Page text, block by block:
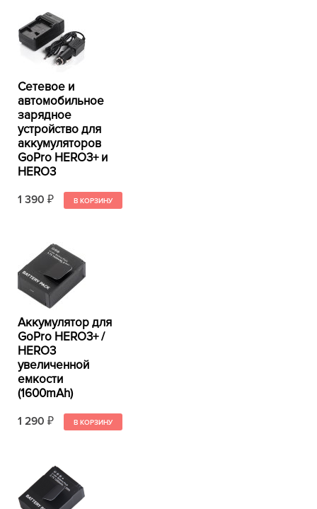
Сетевое и
автомобильное
зарядное
устройство для
аккумуляторов
GoPro HERO3+ и
HERO3
1 390 ₽
Аккумулятор для
GoPro HERO3+ /
HERO3
увеличенной
емкости
(1600mAh)
1 290 ₽